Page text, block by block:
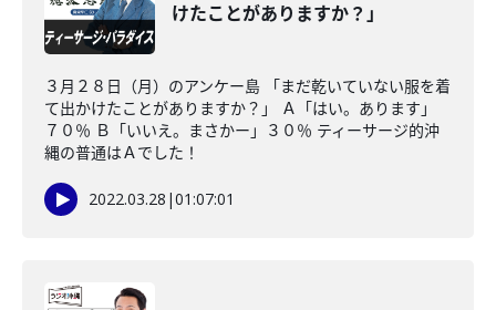
けたことがありますか？」
３月２８日（月）のアンケー島 「まだ乾いていない服を着
て出かけたことがありますか？」 Ａ「はい。あります」
７０％ Ｂ「いいえ。まさかー」３０％ ティーサージ的沖
縄の普通はＡでした！
2022.03.28 |01:07:01